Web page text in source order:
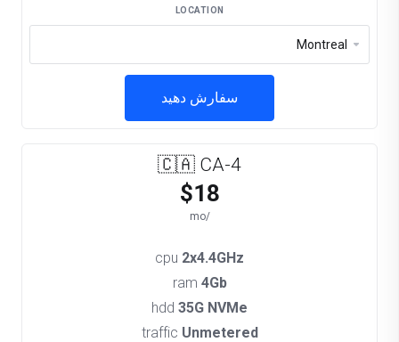
LOCATION
سفارش دهید
🇨🇦 CA-4
$18
/mo
cpu 2x4.4GHz
ram 4Gb
hdd 35G NVMe
traffic Unmetered